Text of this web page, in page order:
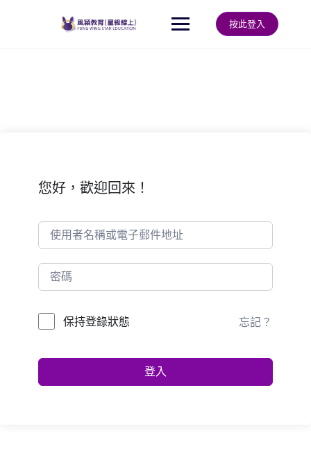
按此登入
您好，歡迎回來！
保持登錄狀態 忘記？
登入